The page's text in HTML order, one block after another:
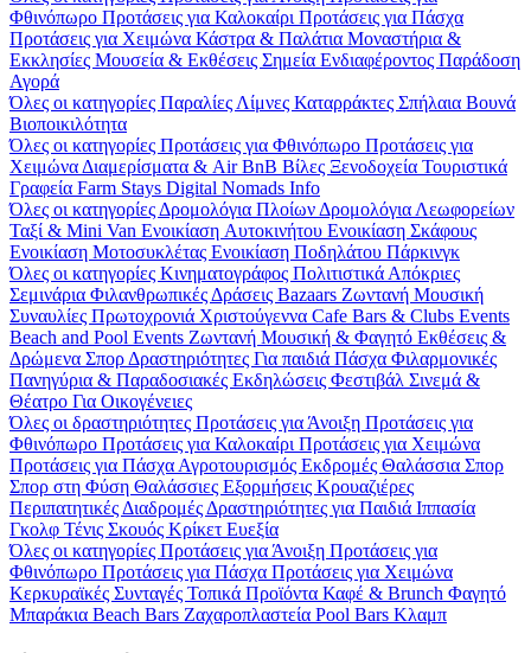
Φθινόπωρο Προτάσεις για Καλοκαίρι Προτάσεις για Πάσχα
Προτάσεις για Χειμώνα Κάστρα & Παλάτια Μοναστήρια &
Εκκλησίες Μουσεία & Εκθέσεις Σημεία Ενδιαφέροντος Παράδοση
Αγορά
Όλες οι κατηγορίες Παραλίες Λίμνες Καταρράκτες Σπήλαια Βουνά
Βιοποικιλότητα
Όλες οι κατηγορίες Προτάσεις για Φθινόπωρο Προτάσεις για
Χειμώνα Διαμερίσματα & Air BnB Βίλες Ξενοδοχεία Τουριστικά
Γραφεία Farm Stays Digital Nomads Info
Όλες οι κατηγορίες Δρομολόγια Πλοίων Δρομολόγια Λεωφορείων
Ταξί & Μini Van Ενοικίαση Aυτοκινήτου Ενοικίαση Σκάφους
Ενοικίαση Μοτοσυκλέτας Ενοικίαση Ποδηλάτου Πάρκινγκ
Όλες οι κατηγορίες Κινηματογράφος Πολιτιστικά Απόκριες
Σεμινάρια Φιλανθρωπικές Δράσεις Bazaars Ζωντανή Μουσική
Συναυλίες Πρωτοχρονιά Χριστούγεννα Cafe Bars & Clubs Events
Beach and Pool Events Ζωντανή Μουσική & Φαγητό Εκθέσεις &
Δρώμενα Σπορ Δραστηριότητες Για παιδιά Πάσχα Φιλαρμονικές
Πανηγύρια & Παραδοσιακές Εκδηλώσεις Φεστιβάλ Σινεμά &
Θέατρο Για Οικογένειες
Όλες οι δραστηριότητες Προτάσεις για Άνοιξη Προτάσεις για
Φθινόπωρο Προτάσεις για Καλοκαίρι Προτάσεις για Χειμώνα
Προτάσεις για Πάσχα Αγροτουρισμός Εκδρομές Θαλάσσια Σπορ
Σπορ στη Φύση Θαλάσσιες Εξορμήσεις Κρουαζιέρες
Περιπατητικές Διαδρομές Δραστηριότητες για Παιδιά Ιππασία
Γκολφ Τένις Σκουός Κρίκετ Ευεξία
Όλες οι κατηγορίες Προτάσεις για Άνοιξη Προτάσεις για
Φθινόπωρο Προτάσεις για Πάσχα Προτάσεις για Χειμώνα
Κερκυραϊκές Συνταγές Τοπικά Προϊόντα Καφέ & Brunch Φαγητό
Μπαράκια Beach Bars Ζαχαροπλαστεία Pool Bars Κλαμπ